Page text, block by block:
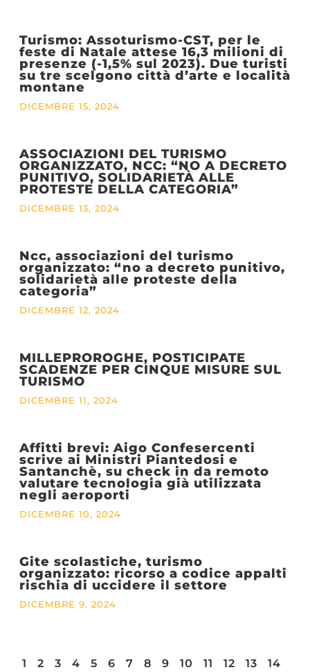
Turismo: Assoturismo-CST, per le
feste di Natale attese 16,3 milioni di
presenze (-1,5% sul 2023). Due turisti
su tre scelgono città d’arte e località
montane
DICEMBRE 15, 2024
ASSOCIAZIONI DEL TURISMO
ORGANIZZATO, NCC: “NO A DECRETO
PUNITIVO, SOLIDARIETÀ ALLE
PROTESTE DELLA CATEGORIA”
DICEMBRE 13, 2024
Ncc, associazioni del turismo
organizzato: “no a decreto punitivo,
solidarietà alle proteste della
categoria”
DICEMBRE 12, 2024
MILLEPROROGHE, POSTICIPATE
SCADENZE PER CINQUE MISURE SUL
TURISMO
DICEMBRE 11, 2024
Affitti brevi: Aigo Confesercenti
scrive ai Ministri Piantedosi e
Santanchè, su check in da remoto
valutare tecnologia già utilizzata
negli aeroporti
DICEMBRE 10, 2024
Gite scolastiche, turismo
organizzato: ricorso a codice appalti
rischia di uccidere il settore
DICEMBRE 9, 2024
1 2 3 4 5 6 7 8 9 10 11 12 13
14